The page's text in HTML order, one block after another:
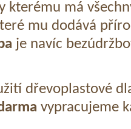
kterému má
mu dodává
je navíc
dřevoplastové
vypracujeme